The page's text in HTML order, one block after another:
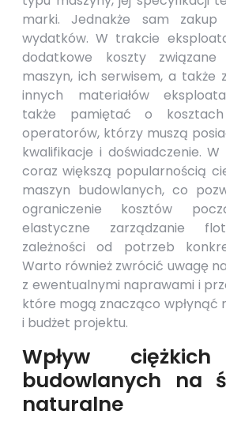
marki. Jednakże sam
wydatków. W trakcie
dodatkowe koszty
maszyn, ich serwisem, a także
innych materiałów
także pamiętać o kosztach
operatorów, którzy muszą
kwalifikacje i doświadczenie.
coraz większą popularnością
maszyn budowlanych, co
ograniczenie kosztów
elastyczne zarządzanie
zależności od potrzeb
Warto również zwrócić uwagę
z ewentualnymi naprawami i
które mogą znacząco wpłynąć
i budżet projektu.
Wpływ
budowlanych na
naturalne